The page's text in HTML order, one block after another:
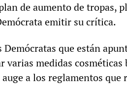
de aumento de tropas,
emitir su crítica.
que están
medidas cosméticas
a los reglamentos que